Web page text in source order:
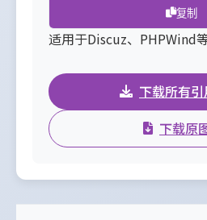
复制
适用于Discuz、PHPWind
下载所有
下载原